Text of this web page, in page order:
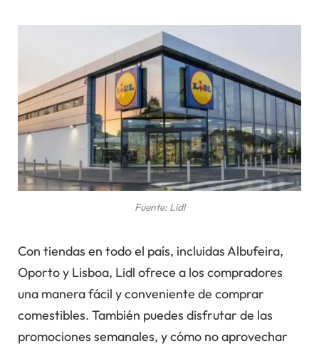
Fuente: Lidl
Con tiendas en todo el país, incluidas Albufeira,
Oporto y Lisboa, Lidl ofrece a los compradores
una manera fácil y conveniente de comprar
comestibles. También puedes disfrutar de las
promociones semanales, y cómo no aprovechar